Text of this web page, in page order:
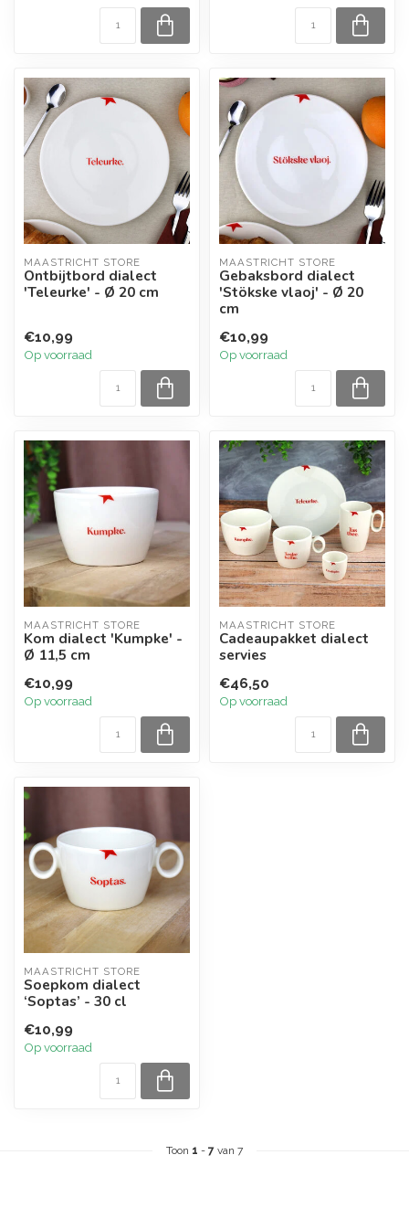
MAASTRICHT STORE
Ontbijtbord dialect
'Teleurke' - Ø 20 cm
€10,99
Op voorraad
MAASTRICHT STORE
Gebaksbord dialect
'Stökske vlaoj' - Ø 20
cm
€10,99
Op voorraad
MAASTRICHT STORE
Kom dialect 'Kumpke' -
Ø 11,5 cm
€10,99
Op voorraad
MAASTRICHT STORE
Cadeaupakket dialect
servies
€46,50
Op voorraad
MAASTRICHT STORE
Soepkom dialect
‘Soptas’ - 30 cl
€10,99
Op voorraad
Toon 1 - 7 van 7